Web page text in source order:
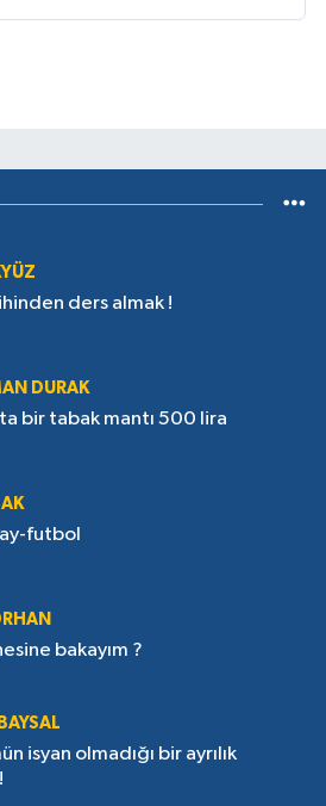
ders almak !
DURAK
bir tabak mantı 500 lira
futbol
nesine bakayım ?
isyan olmadığı bir ayrılık